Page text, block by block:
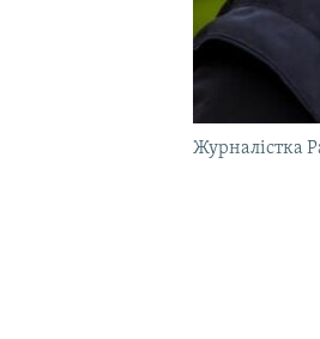
Журналістка